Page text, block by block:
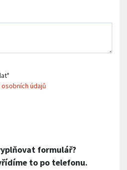
údajů
formulář?
to po telefonu.